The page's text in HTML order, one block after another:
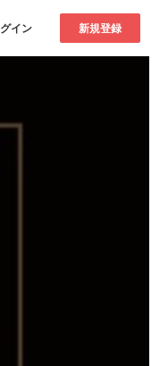
イン 新規登録